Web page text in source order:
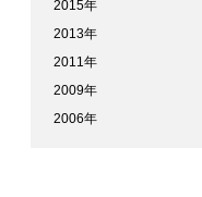
2015年
2013年
2011年
2009年
2006年